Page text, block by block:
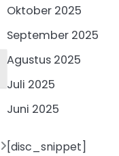
Oktober 2025
September 2025
Agustus 2025
Juli 2025
Juni 2025
[disc_snippet]